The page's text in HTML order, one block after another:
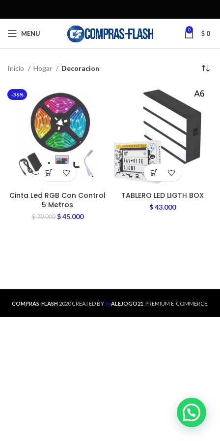
MENU 0 $ 0
Inicio Hogar Decoracion
-36%
Cinta Led RGB Con Control
5 Metros
$70.000 $45.000
TABLERO LED LIGTH BOX
$43.000
COMPRAS-FLASH 2020 CREATED BYX-ALEJOGO21 . PREMIUM E-COMMERCE.